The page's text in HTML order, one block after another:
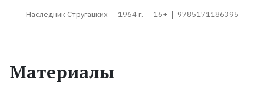
Наследник Стругацких 1964 г. 16+ 9785171186395
Материалы